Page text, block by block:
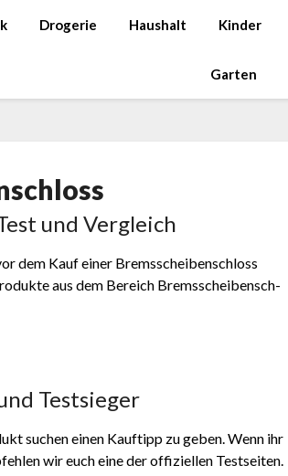
Drogerie Haushalt Kinder
Garten
und Vergleich
dem Kauf einer Brems­schei­ben­sch­loss
aus dem Bereich Brems­schei­ben­sch­
Testsieger
suchen einen Kauftipp zu geben. Wenn ihr
wir euch eine der offiziellen Testseiten.